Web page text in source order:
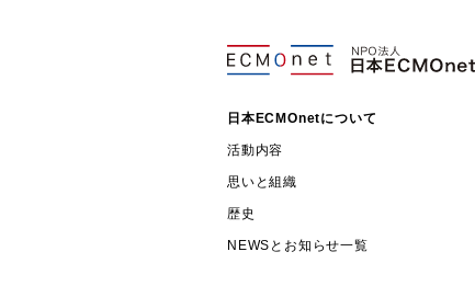
日本ECMOnetについて
活動内容
思いと組織
歴史
NEWSとお知らせ一覧